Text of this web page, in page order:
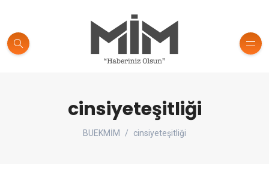
cinsiyeteşitliği
BUEKMİM cinsiyeteşitliği